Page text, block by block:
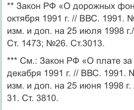
** Закон РФ «О дорожных
октября 1991 г. // ВВС. 1991.
изм. и доп. на 25 июля 1998
Ст. 1473; №26. Ст.3013.
*** См.: Закон РФ «О плате за
декабря 1991 г. // ВВС. 1991.
изм. и доп. на 25 июня 1998
31. Ст. 3810.